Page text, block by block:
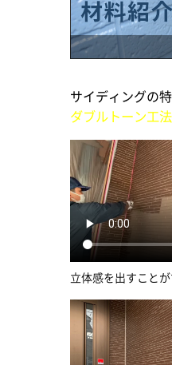
サイディングの
ダブルトーン工法
立体感を出すこと